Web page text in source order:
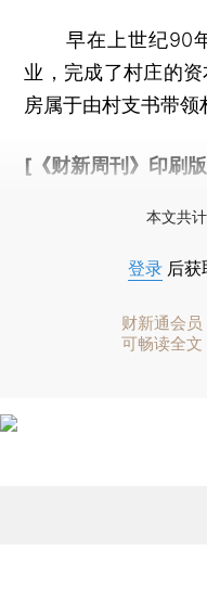
早在上世纪90年
业，完成了村庄的
房属于由村支书带领
[《财新周刊》印刷版
本文共
登录 后获
财新通会员
可畅读全文